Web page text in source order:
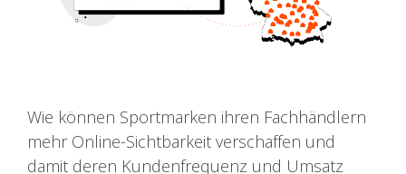
Wie können Sportmarken ihren Fachhändlern
mehr Online-Sichtbarkeit verschaffen und
damit deren Kundenfrequenz und Umsatz